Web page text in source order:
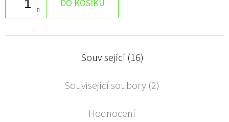
DO KOŠÍKU
Související (16)
Související soubory (2)
Hodnocení